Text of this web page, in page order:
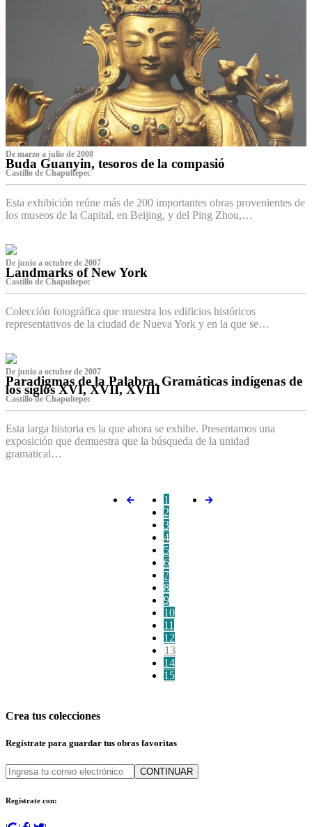
De marzo a julio de 2008
Buda Guanyin, tesoros de la compasió
Castillo de Chapultepec
Esta exhibición reúne más de 200 importantes obras provenientes de
los museos de la Capital, en Beijing, y del Ping Zhou,…
De junio a octubre de 2007
Landmarks of New York
Castillo de Chapultepec
Colección fotográfica que muestra los edificios históricos
representativos de la ciudad de Nueva York y en la que se…
De junio a octubre de 2007
Paradigmas de la Palabra. Gramáticas indígenas de
los siglos XVI, XVII, XVIII
Castillo de Chapultepec
Esta larga historia es la que ahora se exhibe. Presentamos una
exposición que demuestra que la búsqueda de la unidad
gramatical…
1
2
3
4
5
6
7
8
9
10
11
12
13
14
15
Crea tus colecciones
Regístrate para guardar tus obras favoritas
CONTINUAR
Regístrate con: